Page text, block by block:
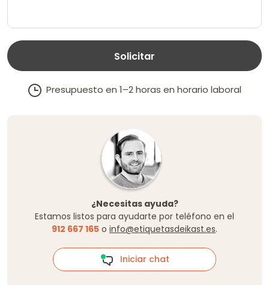
Solicitar
Presupuesto en 1–2 horas en horario laboral
¿Necesitas ayuda?
Estamos listos para ayudarte por teléfono en el
912 667 165 o info@etiquetasdeikast.es.
Iniciar chat